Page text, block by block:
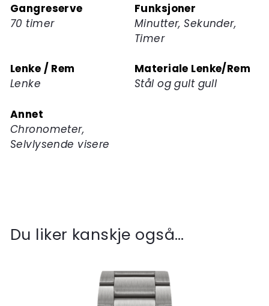
Gangreserve
70 timer
Funksjoner
Minutter, Sekunder,
Timer
Lenke / Rem
Lenke
Materiale Lenke/Rem
Stål og gult gull
Annet
Chronometer,
Selvlysende visere
Du liker kanskje også…